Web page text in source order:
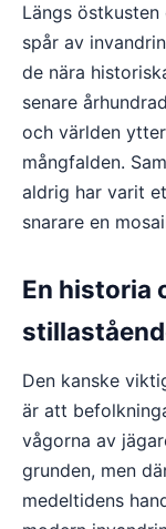
Längs
spår av
de nära
senare
och världen
mångfalden.
aldrig har varit
snarare en
En historia
Den kanske
är att
vågorna av
grunden, men
medeltidens